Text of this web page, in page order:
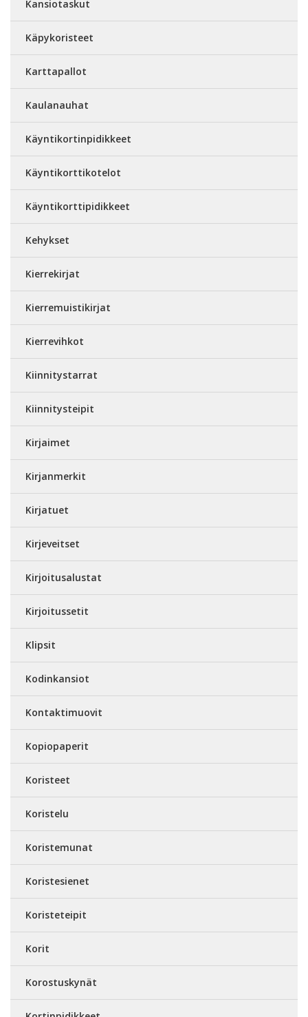
Kansiotaskut
Käpykoristeet
Karttapallot
Kaulanauhat
Käyntikortinpidikkeet
Käyntikorttikotelot
Käyntikorttipidikkeet
Kehykset
Kierrekirjat
Kierremuistikirjat
Kierrevihkot
Kiinnitystarrat
Kiinnitysteipit
Kirjaimet
Kirjanmerkit
Kirjatuet
Kirjeveitset
Kirjoitusalustat
Kirjoitussetit
Klipsit
Kodinkansiot
Kontaktimuovit
Kopiopaperit
Koristeet
Koristelu
Koristemunat
Koristesienet
Koristeteipit
Korit
Korostuskynät